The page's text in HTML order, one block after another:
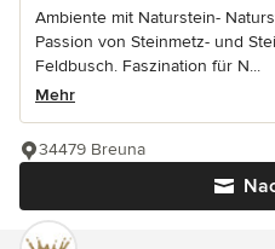
Ambiente mit Naturstein-
Passion von Steinmetz- und
Feldbusch. Faszination für N...
Mehr
34479 Breuna